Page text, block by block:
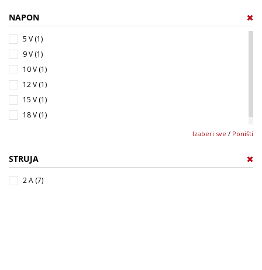
NAPON
5 V (1)
9 V (1)
10 V (1)
12 V (1)
15 V (1)
18 V (1)
Izaberi sve / Poništi
STRUJA
2 A (7)